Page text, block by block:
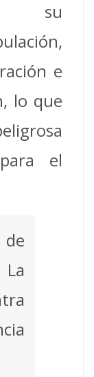
su
e
lo que
el
de